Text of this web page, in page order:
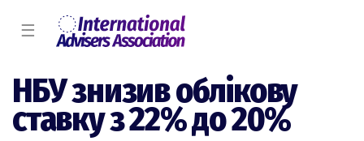
☰
НБУ знизив облікову
ставку з 22% до 20%